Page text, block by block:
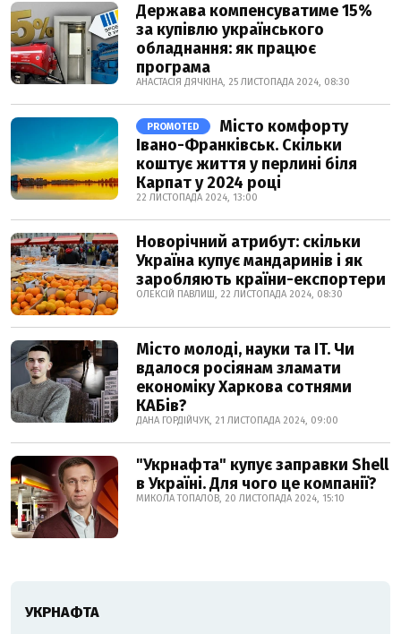
Держава компенсуватиме 15%
за купівлю українського
обладнання: як працює
програма
АНАСТАСІЯ ДЯЧКІНА, 25 ЛИСТОПАДА 2024, 08:30
PROMOTED
Місто комфорту
Івано-Франківськ. Скільки
коштує життя у перлині біля
Карпат у 2024 році
22 ЛИСТОПАДА 2024, 13:00
Новорічний атрибут: скільки
Україна купує мандаринів і як
заробляють країни-експортери
ОЛЕКСІЙ ПАВЛИШ, 22 ЛИСТОПАДА 2024, 08:30
Місто молоді, науки та IT. Чи
вдалося росіянам зламати
економіку Харкова сотнями
КАБів?
ДАНА ГОРДІЙЧУК, 21 ЛИСТОПАДА 2024, 09:00
"Укрнафта" купує заправки Shell
в Україні. Для чого це компанії?
МИКОЛА ТОПАЛОВ, 20 ЛИСТОПАДА 2024, 15:10
УКРНАФТА